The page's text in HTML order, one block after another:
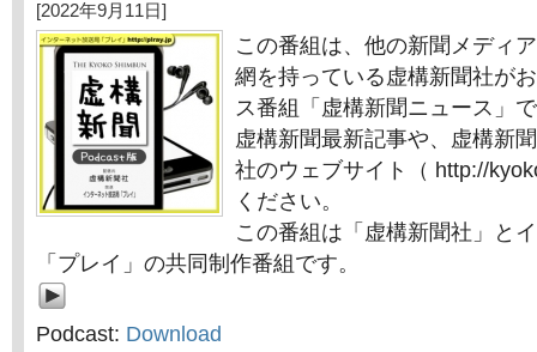
[2022年9月11日]
この番組は、他の新聞メディ
網を持っている虚構新聞社が
ス番組「虚構新聞ニュース」
虚構新聞最新記事や、虚構新
社のウェブサイト（ http://
ください。
この番組は「虚構新聞社」と
「プレイ」の共同制作番組です。
Podcast: Download